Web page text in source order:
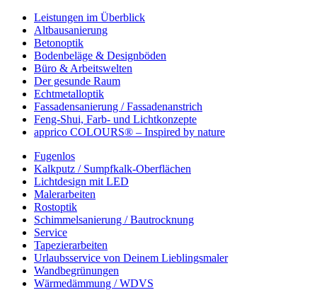
Leistungen im Überblick
Altbausanierung
Betonoptik
Bodenbeläge & Designböden
Büro & Arbeitswelten
Der gesunde Raum
Echtmetalloptik
Fassadensanierung / Fassadenanstrich
Feng-Shui, Farb- und Lichtkonzepte
apprico COLOURS® – Inspired by nature
Fugenlos
Kalkputz / Sumpfkalk-Oberflächen
Lichtdesign mit LED
Malerarbeiten
Rostoptik
Schimmelsanierung / Bautrocknung
Service
Tapezierarbeiten
Urlaubsservice von Deinem Lieblingsmaler
Wandbegrünungen
Wärmedämmung / WDVS